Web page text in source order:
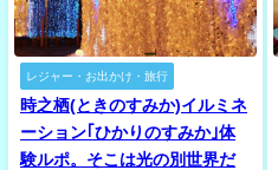
レジャー・お出かけ・旅行
時之栖(ときのすみか)イルミネ
ーション｢ひかりのすみか｣体
験ルポ。そこは光の別世界だ